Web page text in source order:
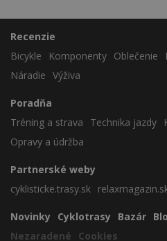
Recenzie
Bicykle
Komponenty Oblečenie
Náradie Výživa
Poradňa
Tréning a strava
Technika jazdy
Opravy a údržba
Partnerské weby
cyklisticke.trasy.sk
Novinky Cyklotrasy Bazár
Nezaradené
Cookies